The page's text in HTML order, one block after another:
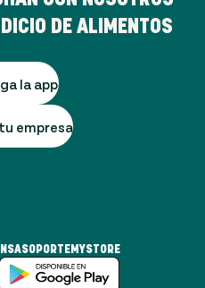
DE ALIMENTOS
la app
empresa
SOPORTEMYSTORE